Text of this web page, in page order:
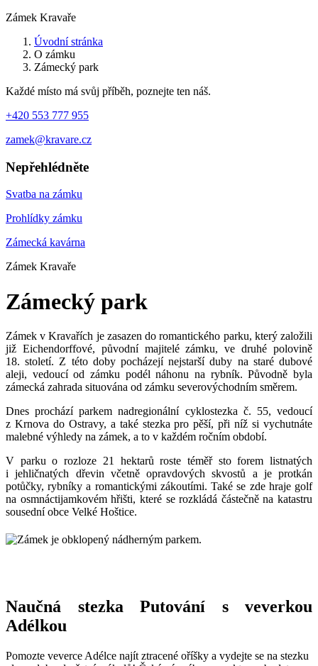
Zámek Kravaře
Úvodní stránka
O zámku
Zámecký park
Každé místo má svůj příběh, poznejte ten náš.
+420 553 777 955
zamek@kravare.cz
Nepřehlédněte
Svatba na zámku
Prohlídky zámku
Zámecká kavárna
Zámek Kravaře
Zámecký park
Zámek v Kravařích je zasazen do romantického parku, který založili
již Eichendorffové, původní majitelé zámku, ve druhé polovině
18. století. Z této doby pocházejí nejstarší duby na staré dubové
aleji, vedoucí od zámku podél náhonu na rybník. Původně byla
zámecká zahrada situována od zámku severovýchodním směrem.
Dnes prochází parkem nadregionální cyklostezka č. 55, vedoucí
z Krnova do Ostravy, a také stezka pro pěší, při níž si vychutnáte
malebné výhledy na zámek, a to v každém ročním období.
V parku o rozloze 21 hektarů roste téměř sto forem listnatých
i jehličnatých dřevin včetně opravdových skvostů a je protkán
potůčky, rybníky a romantickými zákoutími. Také se zde hraje golf
na osmnáctijamkovém hřišti, které se rozkládá částečně na katastru
sousední obce Velké Hoštice.
Naučná stezka Putování s veverkou
Adélkou
Pomozte veverce Adélce najít ztracené oříšky a vydejte se na stezku